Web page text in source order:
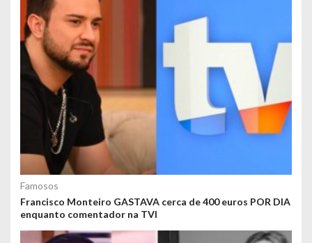
Famosos
Francisco Monteiro GASTAVA cerca de 400 euros POR DIA
enquanto comentador na TVI